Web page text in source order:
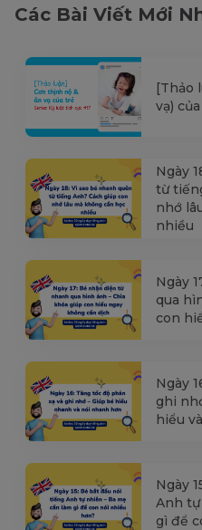
Các Bài Viết Mới
[Thảo
vạ)
Ngày
từ
nhớ
nhiều
Ngày
qua
con
Ngày
ghi
hiểu
Ngày
Anh tự
gì để